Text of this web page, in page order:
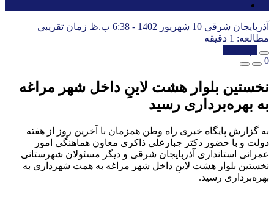
آذربایجان شرقی 10 شهریور 1402 - 6:38 ب.ظ
زمان تقریبی
مطالعه: 1 دقیقه
0
نخستین بلوار هشت لاینِ داخل شهر مراغه
به بهره‌برداری رسید
به گزارش پایگاه خبری راه وطن همزمان با آخرین روز از هفته
دولت و با حضور دکتر جبارعلی ذاکری معاون هماهنگی امور
عمرانی استانداری آذربایجان شرقی و دیگر مسئولان شهرستانی
نخستین بلوار هشت لاینِ داخل شهر مراغه به همت شهرداری به
بهره‌برداری رسید.